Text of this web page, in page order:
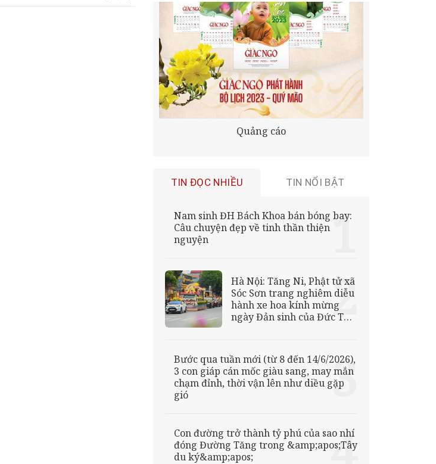
Quảng cáo
TIN ĐỌC NHIỀU TIN NỔI BẬT
Nam sinh ĐH Bách Khoa bán bóng bay:
Câu chuyện đẹp về tinh thần thiện
nguyện
Hà Nội: Tăng Ni, Phật tử xã
Sóc Sơn trang nghiêm diễu
hành xe hoa kính mừng
ngày Đản sinh của Đức Từ
Bước qua tuần mới (từ 8 đến 14/6/2026),
3 con giáp cán mốc giàu sang, may mắn
chạm đỉnh, thời vận lên như diều gặp
gió
Con đường trở thành tỷ phú của sao nhí
đóng Đường Tăng trong &amp;apos;Tây
du ký&amp;apos;